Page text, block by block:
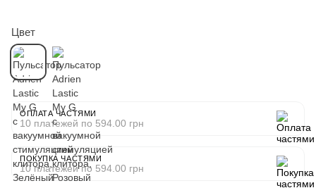
Цвет
ОПЛАТА ЧАСТЯМИ
10 платежей по 594.00 грн
ПОКУПКА ЧАСТЯМИ
10 платежей по 594.00 грн